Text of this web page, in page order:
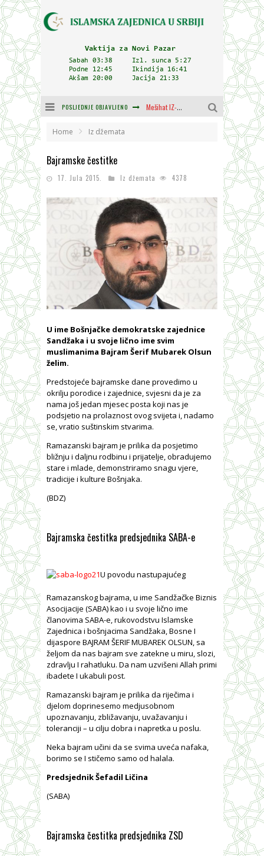
POSLJEDNJE OBJAVLJENO
Orijentalna kuća Osman-age Trtovca u Novom Pazaru
Plodovi znanja i mudrosti (8. Dio)
Home Iz džemata
Bajramske čestitke
17. Jula 2015. Iz džemata 4378
U ime Bošnjačke demokratske zajednice
Sandžaka i u svoje lično ime svim
muslimanima Bajram Šerif Mubarek Olsun
želim.
Predstojeće bajramske dane provedimo u
okrilju porodice i zajednice, svjesni da je za
nama još jedan mjesec posta koji nas je
podsjetio na prolaznost ovog svijeta i, nadamo
se, vratio suštinskim stvarima.
Ramazanski bajram je prilika da posjetimo
bližnju i daljnu rodbinu i prijatelje, obradujemo
stare i mlade, demonstriramo snagu vjere,
tradicije i kulture Bošnjaka.
(BDZ)
Bajramska čestitka predsjednika SABA-e
U povodu nastupajućeg
Ramazanskog bajrama, u ime Sandžačke Biznis
Asocijacije (SABA) kao i u svoje lično ime
članovima SABA-e, rukovodstvu Islamske
Zajednica i bošnjacima Sandžaka, Bosne I
dijaspore BAJRAM ŠERIF MUBAREK OLSUN, sa
željom da nas bajram sve zatekne u miru, slozi,
zdravlju I rahatluku. Da nam uzvišeni Allah primi
ibadete I ukabuli post.
Ramazanski bajram je prilika da riječima i
djelom doprinesemo medjusobnom
upoznavanju, zbližavanju, uvažavanju i
toleranciji – u cilju dobra i napretka u poslu.
Neka bajram učini da se svima uveća nafaka,
borimo se I stičemo samo od halala.
Predsjednik Šefadil Ličina
(SABA)
Bajramska čestitka predsjednika ZSD